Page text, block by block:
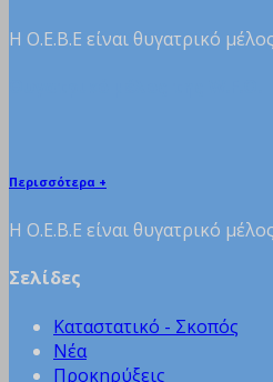
H Ο.Ε.Β.Ε είναι θυγατρικό
Περισσότερα +
H Ο.Ε.Β.Ε είναι θυγατρικό
Σελίδες
Καταστατικό - Σκοπός
Νέα
Προκηρύξεις